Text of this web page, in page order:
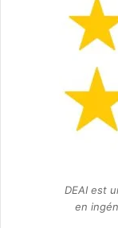
DEAI est
en